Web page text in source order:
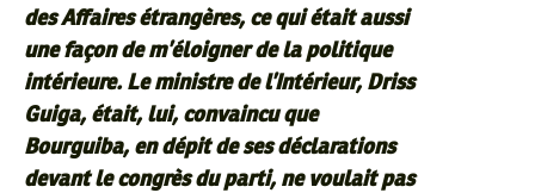
des Affaires étrangères, ce qui était aussi
une façon de m’éloigner de la politique
intérieure. Le ministre de l’Intérieur, Driss
Guiga, était, lui, convaincu que
Bourguiba, en dépit de ses déclarations
devant le congrès du parti, ne voulait pas